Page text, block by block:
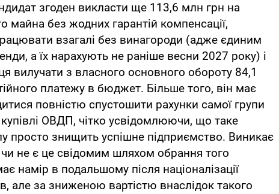
згоден викласти ще 113,6 млн грн на
майна без жодних гарантій компенсації,
взагалі без винагороди (адже єдиним
а їх нарахують не раніше весни 2027 року) і
вилучати з власного основного обороту 84,1
платежу в бюджет. Більше того, він має
повністю спустошити рахунки самої групи
ОВДП, чітко усвідомлюючи, що таке
просто знищить успішне підприємство. Виникає
чи не є це свідомим шляхом обрання того
намір в подальшому після націоналізації
але за зниженою вартістю внаслідок такого